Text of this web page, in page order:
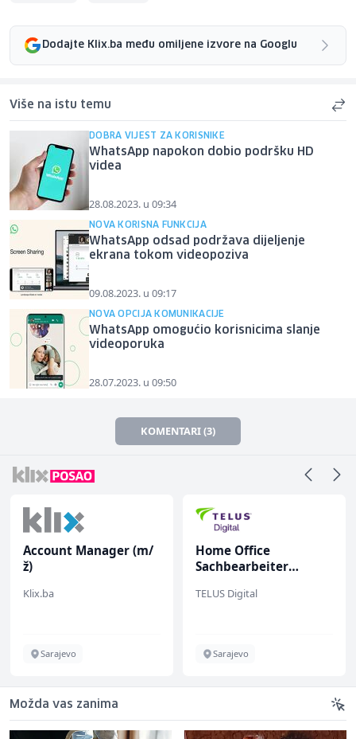
Dodajte Klix.ba među omiljene izvore na Googlu
Više na istu temu
DOBRA VIJEST ZA KORISNIKE
WhatsApp napokon dobio podršku HD
videa
28.08.2023. u 09:34
NOVA KORISNA FUNKCIJA
WhatsApp odsad podržava dijeljenje
ekrana tokom videopoziva
09.08.2023. u 09:17
NOVA OPCIJA KOMUNIKACIJE
WhatsApp omogućio korisnicima slanje
videoporuka
28.07.2023. u 09:50
KOMENTARI (3)
Account Manager (m/
ž)
Klix.ba
Sarajevo
Home Office
Sachbearbeiter
bekannten deutschen
TELUS Digital
Sarajevo
Možda vas zanima